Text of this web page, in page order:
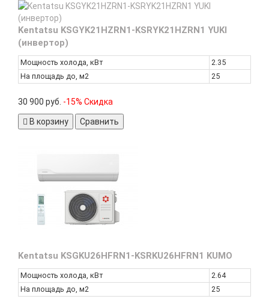
Kentatsu KSGYK21HZRN1-KSRYK21HZRN1 YUKI
(инвертор)
Мощность холода, кВт
2.35
На площадь до, м2
25
30 900 руб. -15% Скидка
В корзину Сравнить
Kentatsu KSGKU26HFRN1-KSRKU26HFRN1 KUMO
Мощность холода, кВт
2.64
На площадь до, м2
25